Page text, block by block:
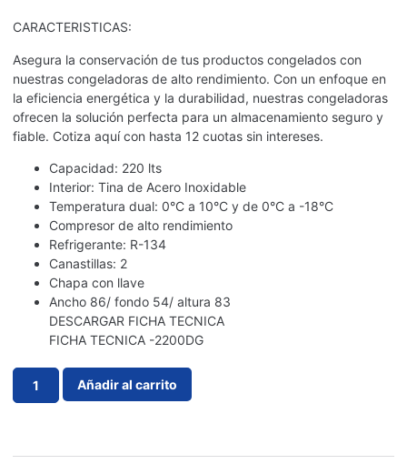
CARACTERISTICAS:
Asegura la conservación de tus productos congelados con
nuestras congeladoras de alto rendimiento. Con un enfoque en
la eficiencia energética y la durabilidad, nuestras congeladoras
ofrecen la solución perfecta para un almacenamiento seguro y
fiable. Cotiza aquí con hasta 12 cuotas sin intereses.
Capacidad: 220 lts
Interior: Tina de Acero Inoxidable
Temperatura dual: 0°C a 10°C y de 0°C a -18°C
Compresor de alto rendimiento
Refrigerante: R-134
Canastillas: 2
Chapa con llave
Ancho 86/ fondo 54/ altura 83
DESCARGAR FICHA TECNICA
FICHA TECNICA -2200DG
Añadir al carrito